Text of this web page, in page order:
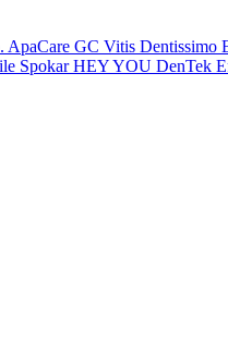
ApaCare GC Vitis Dentissimo
Spokar HEY YOU DenTek